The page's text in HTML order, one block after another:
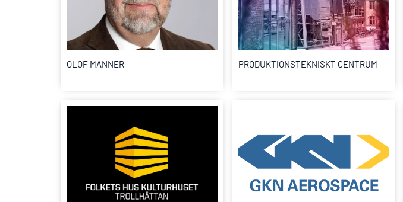
OLOF MANNER PRODUKTIONSTEKNISKT CENTRUM